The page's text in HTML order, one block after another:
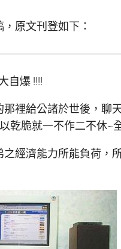
原文刊登如下：
自爆 !!!!
裡給公諸於世後，聊
乾脆就一不作二不休~
經濟能力所能負荷，